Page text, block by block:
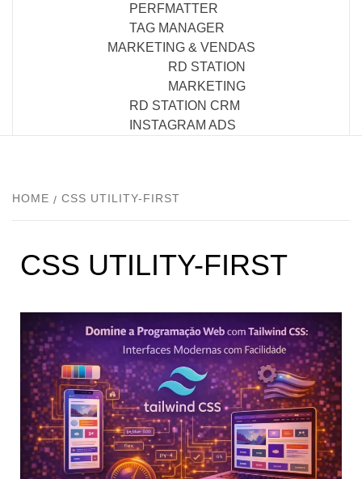
PERFMATTER
TAG MANAGER
MARKETING & VENDAS
RD STATION
MARKETING
RD STATION CRM
INSTAGRAM ADS
HOME CSS UTILITY-FIRST
CSS UTILITY-FIRST